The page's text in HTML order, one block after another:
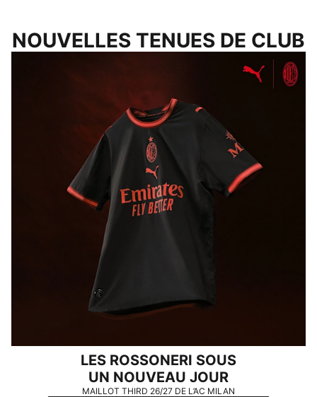
NOUVELLES TENUES DE CLUB
LES ROSSONERI SOUS
UN NOUVEAU JOUR
MAILLOT THIRD 26/27 DE L’AC MILAN